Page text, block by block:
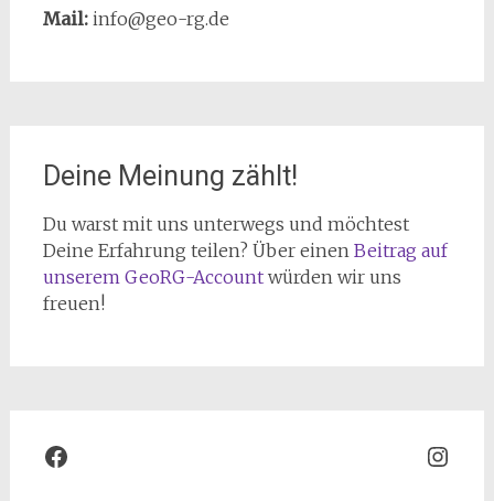
Mail:info@geo-rg.de
Deine Meinung zählt!
Du warst mit uns unterwegs und möchtest
Deine Erfahrung teilen? Über einen Beitrag auf
unserem GeoRG-Accountwürden wir uns
freuen!
Facebook